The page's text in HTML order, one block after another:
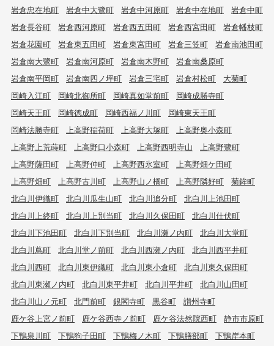
岩倉忠在地町 岩倉中大鷺町 岩倉中河原町 岩倉中在地町
岩倉中町
岩倉長谷町
岩倉西河原町 岩倉西五田町 岩倉西宮田町
岩倉幡枝町
岩倉花園町
岩倉東五田町 岩倉東宮田町 岩倉三笠町
岩倉南池田町
岩倉南大鷺町
岩倉南河原町 岩倉南木野町
岩倉南桑原町
岩倉南平岡町
岩倉南四ノ坪町 岩倉三宅町 岩倉村松町
大菊町
岡崎入江町
岡崎北御所町 岡崎真如堂前町
岡崎成勝寺町
岡崎天王町
岡崎徳成町 岡崎西福ノ川町
岡崎東天王町
岡崎法勝寺町
上高野稲荷町 上高野大塚町
上高野奥小森町
上高野上荒蒔町
上高野口小森町 上高野西明寺山
上高野鷺町
上高野薩田町
上高野仲町 上高野西氷室町
上高野畑ケ田町
上高野畑町
上高野古川町 上高野山ノ橋町 上高野隣好町
菊鉾町
北白川伊織町
北白川瓜生山町 北白川追分町
北白川上池田町
北白川上終町
北白川上別当町 北白川久保田町
北白川仕伏町
北白川下池田町
北白川下別当町 北白川瀬ノ内町
北白川大堂町
北白川蔦町
北白川堂ノ前町 北白川西瀬ノ内町
北白川西平井町
北白川西町
北白川東伊織町 北白川東小倉町
北白川東久保田町
北白川東瀬ノ内町
北白川東平井町 北白川平井町
北白川山田町
北白川山ノ元町
北門前町 銀閣寺町 黒谷町
讃州寺町
鹿ケ谷上宮ノ前町
鹿ケ谷西寺ノ前町 鹿ケ谷法然院西町
静市市原町
下鴨泉川町
下鴨狗子田町 下鴨梅ノ木町 下鴨膳部町
下鴨岸本町